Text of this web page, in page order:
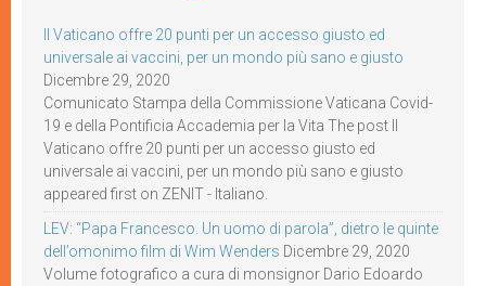
Il Vaticano offre 20 punti per un accesso giusto ed
universale ai vaccini, per un mondo più sano e giusto
Dicembre 29, 2020
Comunicato Stampa della Commissione Vaticana Covid-
19 e della Pontificia Accademia per la Vita The post Il
Vaticano offre 20 punti per un accesso giusto ed
universale ai vaccini, per un mondo più sano e giusto
appeared first on ZENIT - Italiano.
LEV: “Papa Francesco. Un uomo di parola”, dietro le quinte
dell’omonimo film di Wim Wenders Dicembre 29, 2020
Volume fotografico a cura di monsignor Dario Edoardo